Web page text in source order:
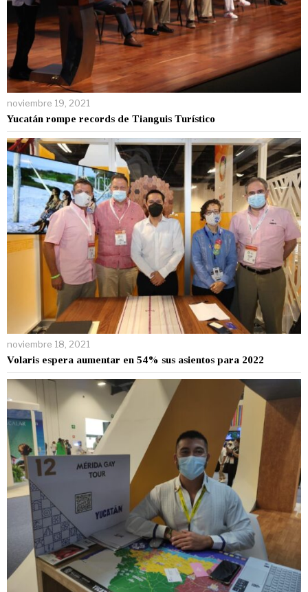
noviembre 19, 2021
Yucatán rompe records de Tianguis Turístico
noviembre 18, 2021
Volaris espera aumentar en 54% sus asientos para 2022